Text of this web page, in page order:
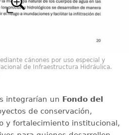
cánones por uso especial y
de Infraestructura Hidráulica.
integrarían un Fondo del
de conservación,
y fortalecimiento institucional,